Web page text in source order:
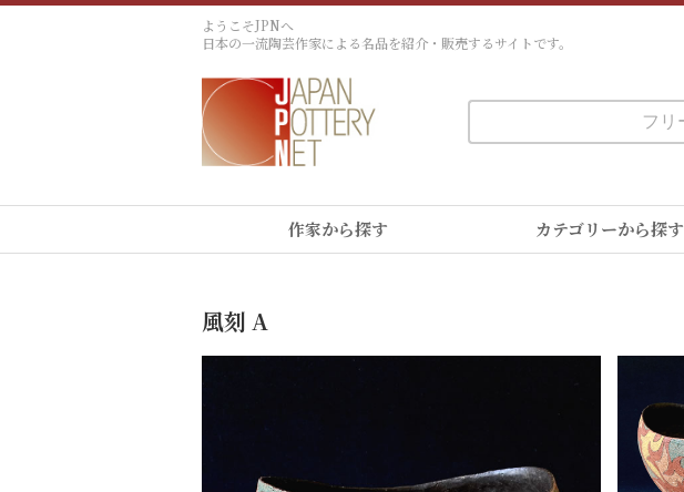
ようこそJPNへ
日本の一流陶芸作家による名品を紹介・販売するサイトです。
作家から探す カテゴリーから探す
風刻 A